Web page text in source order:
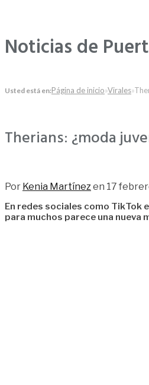
Noticias de
Usted está en:Página de inicio»Virales»
Therians: ¿moda
Por Kenia Martínezen 17
En redes sociales como TikTok
para muchos parece una nueva